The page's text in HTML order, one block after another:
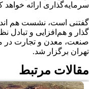
سرمایه‌گذاری ارائه خواهد
گفتنی است، نشست هم
گذار و هم‌افزایی و تبادل
صنعت، معدن و تجارت در
تهران برگزار شد.
مقالات مرتبط